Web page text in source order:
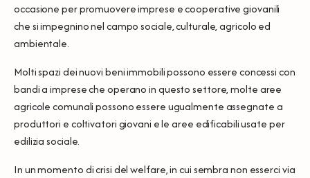
occasione per promuovere imprese e cooperative giovanili
che si impegnino nel campo sociale, culturale, agricolo ed
ambientale.
Molti spazi dei nuovi beni immobili possono essere concessi con
bandi a imprese che operano in questo settore, molte aree
agricole comunali possono essere ugualmente assegnate a
produttori e coltivatori giovani e le aree edificabili usate per
edilizia sociale.
In un momento di crisi del welfare, in cui sembra non esserci via